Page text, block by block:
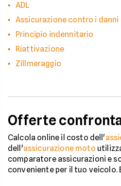
ADL
Assicurazione contro i danni
Principio indennitario
Riattivazione
Zillmeraggio
Offerte
Calcola online il costo dell'
dell'assicurazione moto
comparatore assicurazioni e
conveniente per il tuo veicolo.